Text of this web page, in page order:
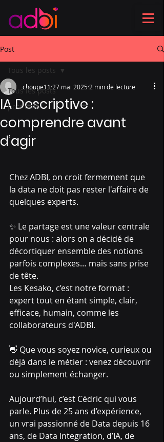
Post
Tous les posts
post data
Tous les posts
IA Descriptive :
comprendre avant
d’agir
choupe11 27 mai 2025 2 min de lecture
Chez ADBI, on croit fermement que
la data ne doit pas rester l'affaire de
quelques experts.
✨ Le partage est une valeur centrale
pour nous : alors on a décidé de
décortiquer ensemble des notions
parfois complexes… mais sans prise
de tête.
Les Kesako, c’est notre format :
expert tout en étant simple, clair,
efficace, humain, comme les
collaborateurs d'ADBI.
👋 Que vous soyez novice, curieux ou
déjà dans le métier : venez découvrir
ou simplement échanger.
Aujourd’hui, c’est Cédric qui vous
parle. Plus de 25 ans d’expérience,
un vrai passionné de Data depuis 16
ans, de Data Integration, d’IA, de